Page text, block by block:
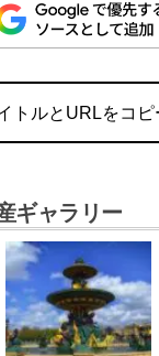
トルとURLをコピ
ギャラリー